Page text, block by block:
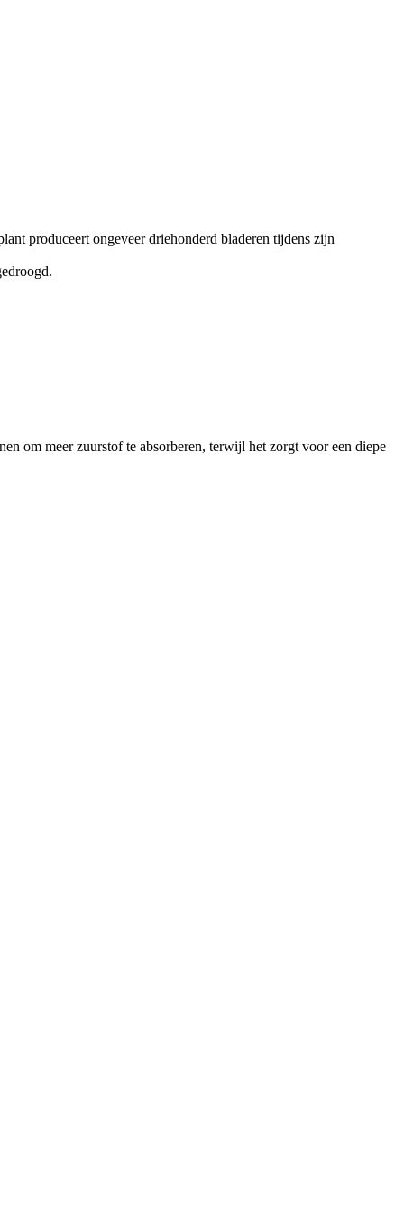
produceert ongeveer driehonderd bladeren tijdens zijn
om meer zuurstof te absorberen, terwijl het zorgt voor een diepe